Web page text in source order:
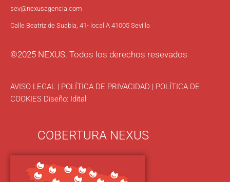
sev@nexusagencia.com
Calle Beatriz de Suabia, 41- local A 41005 Sevilla
©2025 NEXUS. Todos los derechos resevados
AVISO LEGAL | POLÍTICA DE PRIVACIDAD | POLÍTICA DE
COOKIES Diseño: Idital
COBERTURA NEXUS